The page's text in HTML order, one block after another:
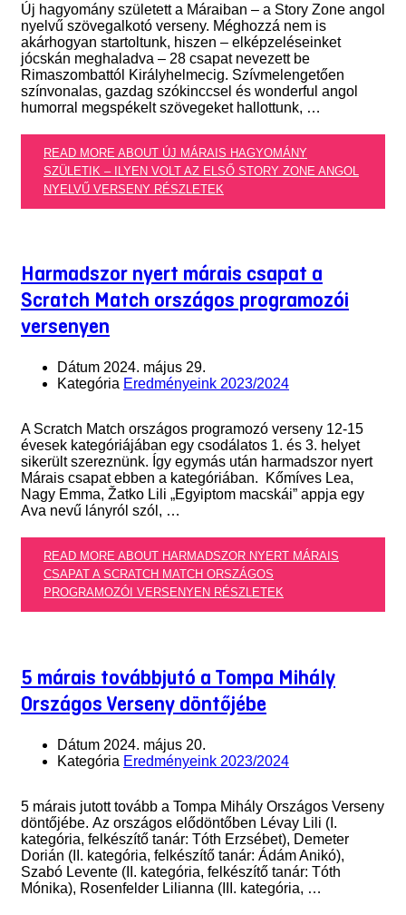
Új hagyomány született a Máraiban – a Story Zone angol
nyelvű szövegalkotó verseny. Méghozzá nem is
akárhogyan startoltunk, hiszen – elképzeléseinket
jócskán meghaladva – 28 csapat nevezett be
Rimaszombattól Királyhelmecig. Szívmelengetően
színvonalas, gazdag szókinccsel és wonderful angol
humorral megspékelt szövegeket hallottunk, …
READ MORE ABOUT ÚJ MÁRAIS HAGYOMÁNY
SZÜLETIK – ILYEN VOLT AZ ELSŐ STORY ZONE ANGOL
NYELVŰ VERSENY RÉSZLETEK
Harmadszor nyert márais csapat a
Scratch Match országos programozói
versenyen
Dátum 2024. május 29.
Kategória Eredményeink 2023/2024
A Scratch Match országos programozó verseny 12-15
évesek kategóriájában egy csodálatos 1. és 3. helyet
sikerült szereznünk. Így egymás után harmadszor nyert
Márais csapat ebben a kategóriában. Kőmíves Lea,
Nagy Emma, Žatko Lili „Egyiptom macskái” appja egy
Ava nevű lányról szól, …
READ MORE ABOUT HARMADSZOR NYERT MÁRAIS
CSAPAT A SCRATCH MATCH ORSZÁGOS
PROGRAMOZÓI VERSENYEN RÉSZLETEK
5 márais továbbjutó a Tompa Mihály
Országos Verseny döntőjébe
Dátum 2024. május 20.
Kategória Eredményeink 2023/2024
5 márais jutott tovább a Tompa Mihály Országos Verseny
döntőjébe. Az országos elődöntőben Lévay Lili (I.
kategória, felkészítő tanár: Tóth Erzsébet), Demeter
Dorián (II. kategória, felkészítő tanár: Ádám Anikó),
Szabó Levente (II. kategória, felkészítő tanár: Tóth
Mónika), Rosenfelder Lilianna (III. kategória, …